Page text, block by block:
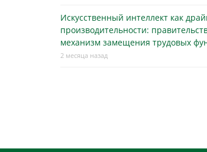
Искусственный интеллект как
производительности:
механизм замещения трудовых
2 месяца назад